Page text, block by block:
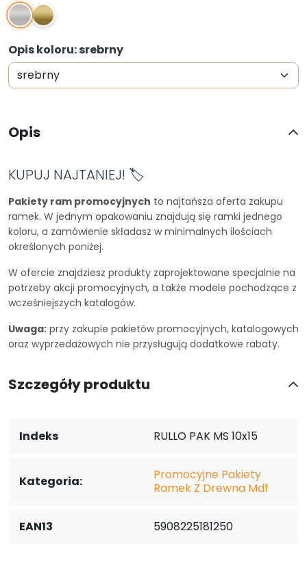
MZ
Opis koloru: srebrny
Opis
KUPUJ NAJTANIEJ! 🏷️
Pakiety ram promocyjnych to najtańsza oferta zakupu
ramek. W jednym opakowaniu znajdują się ramki jednego
koloru, a zamówienie składasz w minimalnych ilościach
określonych poniżej.
W ofercie znajdziesz produkty zaprojektowane specjalnie na
potrzeby akcji promocyjnych, a także modele pochodzące z
wcześniejszych katalogów.
Uwaga: przy zakupie pakietów promocyjnych, katalogowych
oraz wyprzedażowych nie przysługują dodatkowe rabaty.
Szczegóły produktu
Indeks RULLO PAK MS 10x15
Kategoria:
Promocyjne Pakiety
Ramek Z Drewna Mdf
EAN13 5908225181250